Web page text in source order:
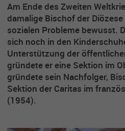
Am Ende des Zweiten
damalige Bischof der
sozialen Probleme bewusst.
sich noch in den
Unterstützung der
gründete er eine Sektion im
gründete sein Nachfolger,
Sektion der Caritas im
(1954).